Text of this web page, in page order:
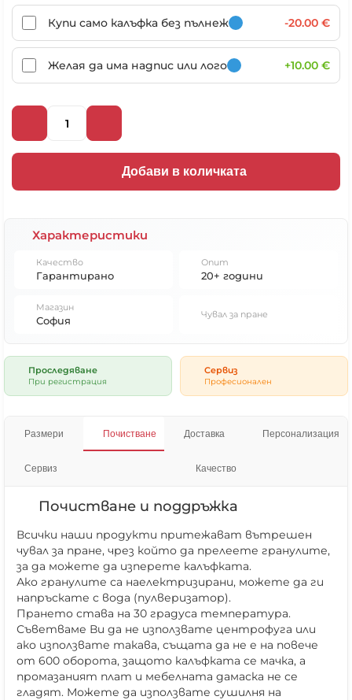
Купи само калъфка без пълнеж -20.00 €
Желая да има надпис или лого +10.00 €
Добави в количката
Характеристики
Качество
Гарантирано
Опит
20+ години
Магазин
София Чувал за пране
Проследяване
При регистрация
Сервиз
Професионален
Размери Почистване Доставка Персонализация
Сервиз Качество
Почистване и поддръжка
Всички наши продукти притежават вътрешен
чувал за пране, чрез който да прелеете гранулите,
за да можете да изперете калъфката.
Ако гранулите са наелектризирани, можете да ги
напръскате с вода (пулверизатор).
Прането става на 30 градуса температура.
Съветваме Ви да не използвате центрофуга или
ако използвате такава, същата да не е на повече
от 600 оборота, защото калъфката се мачка, а
промазаният плат и мебелната дамаска не се
гладят. Можете да използвате сушилня на